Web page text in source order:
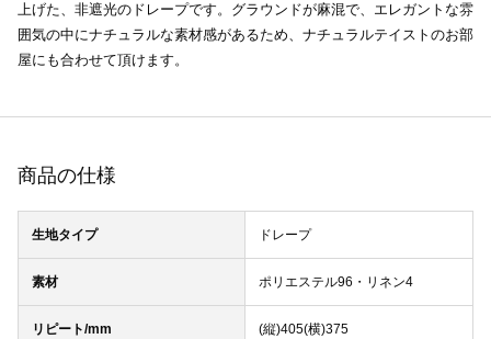
上げた、非遮光のドレープです。グラウンドが麻混で、エレガントな雰
囲気の中にナチュラルな素材感があるため、ナチュラルテイストのお部
屋にも合わせて頂けます。
商品の仕様
生地タイプ ドレープ
素材 ポリエステル96・リネン4
リピート/mm (縦)405(横)375